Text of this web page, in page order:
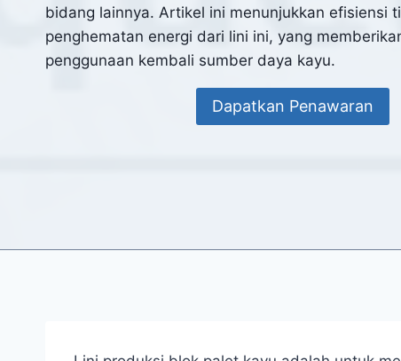
bidang lainnya. Artikel ini menunjukkan efisiensi
penghematan energi dari lini ini, yang
penggunaan kembali sumber daya kayu.
Dapatkan Penawaran